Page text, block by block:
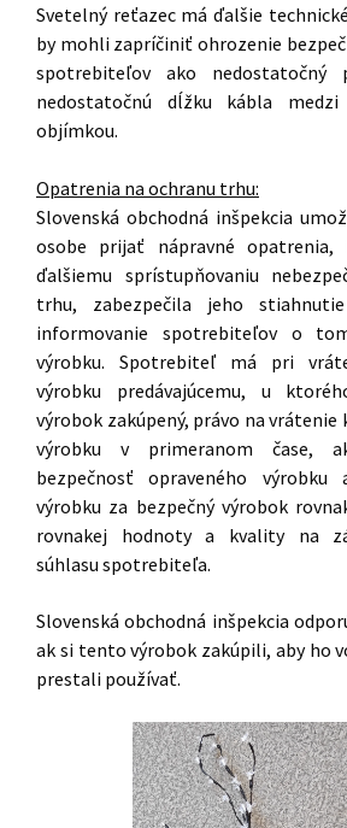
Svetelný reťazec má ďalšie
by mohli zapríčiniť ohrozenie
spotrebiteľov ako nedostatočný
nedostatočnú dĺžku kábla
objímkou.
Opatrenia na ochranu trhu:
Slovenská obchodná inšpekcia
osobe prijať nápravné opatrenia,
ďalšiemu sprístupňovaniu
trhu, zabezpečila jeho
informovanie spotrebiteľov o
výrobku. Spotrebiteľ má pri
výrobku predávajúcemu, u
výrobok zakúpený, právo na vrátenie
výrobku v primeranom čase,
bezpečnosť opraveného výrobku
výrobku za bezpečný výrobok
rovnakej hodnoty a kvality na
súhlasu spotrebiteľa.
Slovenská obchodná inšpekcia
ak si tento výrobok zakúpili, aby ho
prestali používať.